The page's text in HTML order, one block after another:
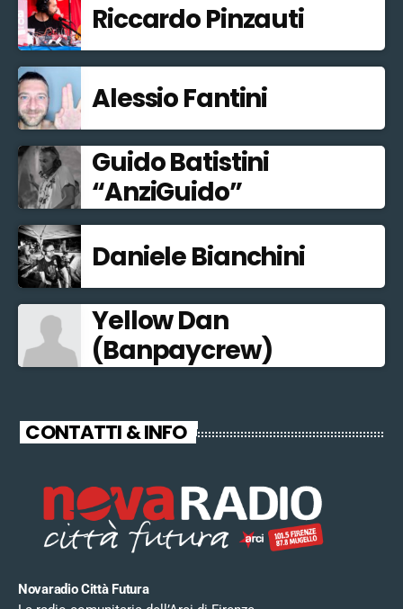
Riccardo Pinzauti
Alessio Fantini
Guido Batistini
“AnziGuido”
Daniele Bianchini
Yellow Dan
(Banpaycrew)
CONTATTI & INFO
Novaradio Città Futura